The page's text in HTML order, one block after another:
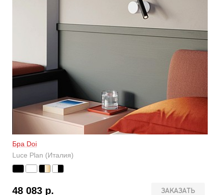
Бра Doi
Luce Plan (Италия)
ЗАКАЗАТЬ
48 083 р.